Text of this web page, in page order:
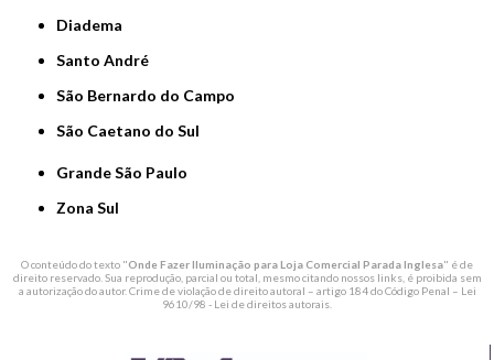
Diadema
Santo André
São Bernardo do Campo
São Caetano do Sul
Grande São Paulo
Zona Sul
O conteúdo do texto "Onde Fazer Iluminação para Loja Comercial Parada Inglesa" é de
direito reservado. Sua reprodução, parcial ou total, mesmo citando nossos links, é proibida sem
a autorização do autor. Crime de violação de direito autoral – artigo 184 do Código Penal – Lei
9610/98 - Lei de direitos autorais